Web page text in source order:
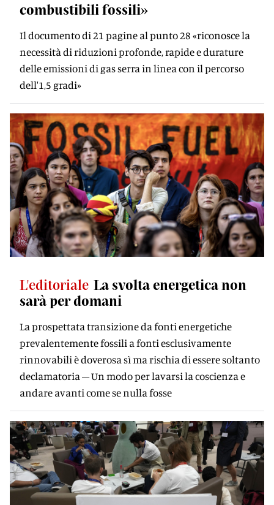
combustibili fossili»
Il documento di 21 pagine al punto 28 «riconosce la
necessità di riduzioni profonde, rapide e durature
delle emissioni di gas serra in linea con il percorso
dell'1,5 gradi»
L'editoriale La svolta energetica non
sarà per domani
La prospettata transizione da fonti energetiche
prevalentemente fossili a fonti esclusivamente
rinnovabili è doverosa sì ma rischia di essere soltanto
declamatoria – Un modo per lavarsi la coscienza e
andare avanti come se nulla fosse